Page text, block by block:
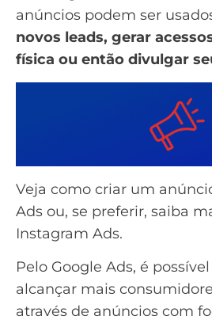
anúncios podem ser
novos leads, gerar
física ou então divulgar
Veja como criar um
Ads ou, se preferir, saiba
Instagram Ads.
Pelo Google Ads, é
alcançar mais
através de anúncios com